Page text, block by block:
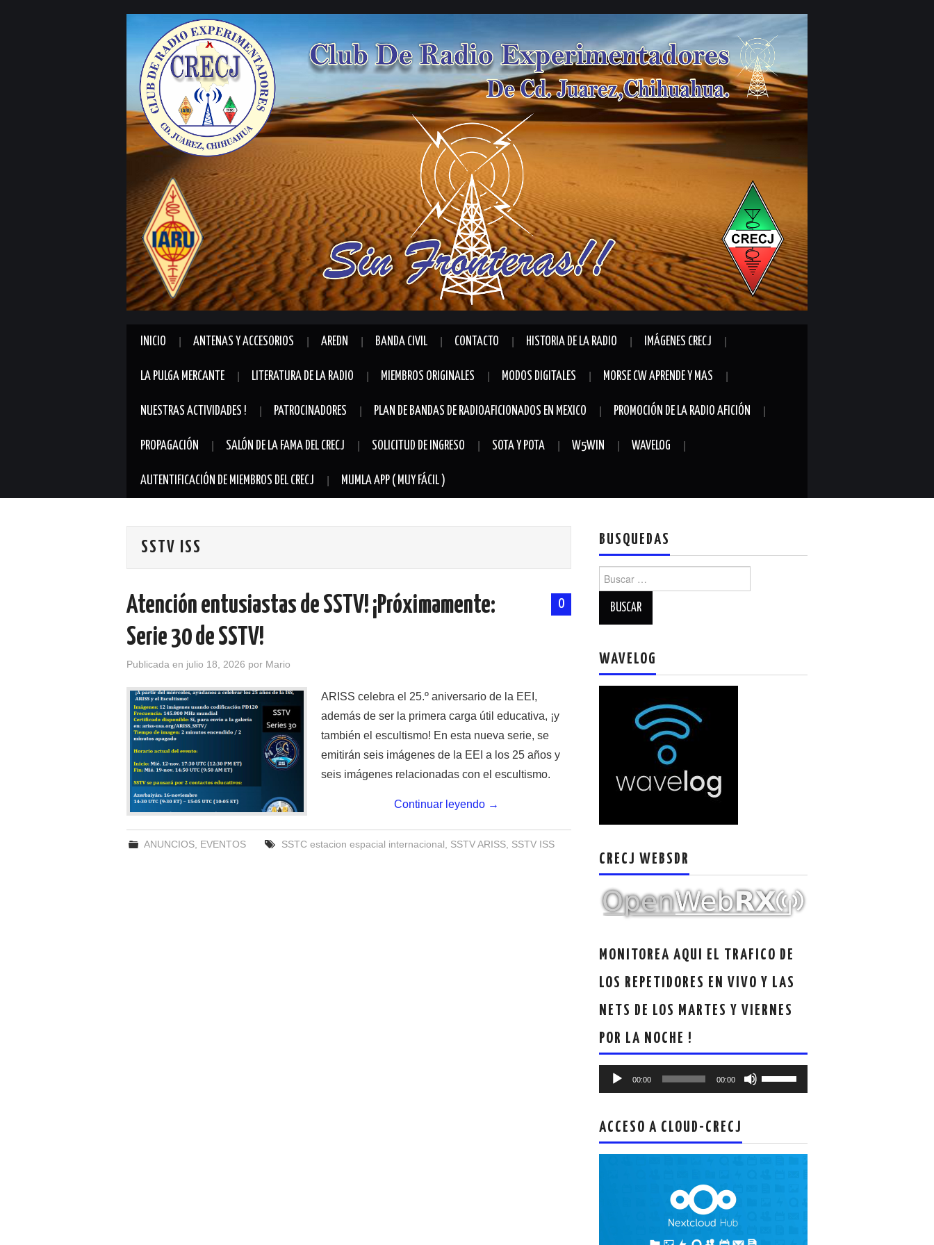
INICIO ANTENAS Y ACCESORIOS AREDN BANDA CIVIL CONTACTO HISTORIA DE LA RADIO IMÁGENES CRECJ
LA PULGA MERCANTE LITERATURA DE LA RADIO MIEMBROS ORIGINALES MODOS DIGITALES MORSE CW APRENDE Y MAS
NUESTRAS ACTIVIDADES ! PATROCINADORES PLAN DE BANDAS DE RADIOAFICIONADOS EN MEXICO PROMOCIÓN DE LA RADIO AFICIÓN
PROPAGACIÓN SALÓN DE LA FAMA DEL CRECJ SOLICITUD DE INGRESO SOTA Y POTA W5WIN WAVELOG
AUTENTIFICACIÓN DE MIEMBROS DEL CRECJ MUMLA APP ( MUY FÁCIL )
SSTV ISS
0
Atención entusiastas de SSTV! ¡Próximamente:
Serie 30 de SSTV!
Publicada en julio 18, 2026 por Mario
ARISS celebra el 25.º aniversario de la EEI,
además de ser la primera carga útil educativa, ¡y
también el escultismo! En esta nueva serie, se
emitirán seis imágenes de la EEI a los 25 años y
seis imágenes relacionadas con el escultismo.
Continuar leyendo →
ANUNCIOS EVENTOS SSTC estacion espacial internacional SSTV ARISS, SSTV ISS
BUSQUEDAS
WAVELOG
CRECJ WEBSDR
MONITOREA AQUI EL TRAFICO DE
LOS REPETIDORES EN VIVO Y LAS
NETS DE LOS MARTES Y VIERNES
POR LA NOCHE !
Reproductor
de
00:00 00:00
las
flecha
ACCESO A CLOUD-CRECJ